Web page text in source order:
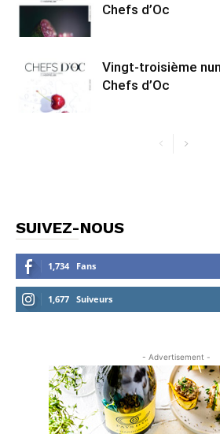
Chefs d’Oc
Vingt-troisième
Chefs d’Oc
SUIVEZ-NOUS
1,734 Fans
1,677 Suiveurs
- Advertisement -